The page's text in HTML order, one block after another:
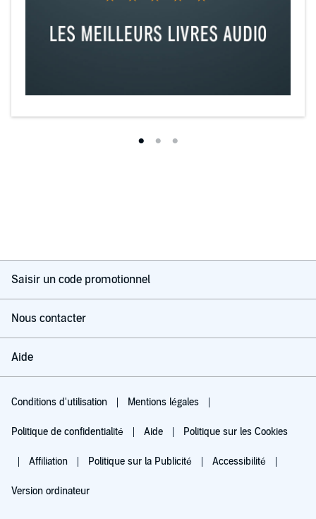
Saisir un code promotionnel
Nous contacter
Aide
Conditions d'utilisation Mentions légales
Politique de confidentialité Aide Politique sur les Cookies
Affiliation Politique sur la Publicité Accessibilité
Version ordinateur